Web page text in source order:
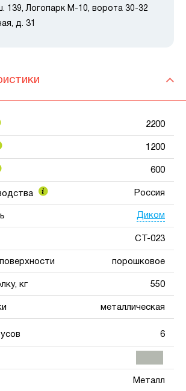
139, Логопарк М-10, ворота 30-32
д. 31
2200
1200
600
Россия
Диком
СТ-023
порошковое
кг 550
металлическая
6
Металл